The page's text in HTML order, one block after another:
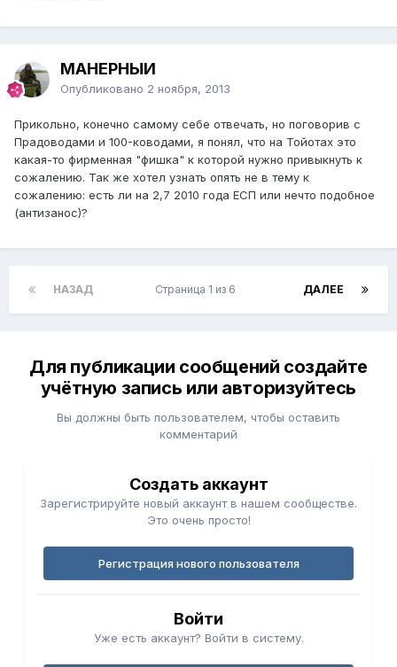
МАНЕРНЫЙ
Опубликовано 2 ноября, 2013
Прикольно, конечно самому себе отвечать, но поговорив с
Прадоводами и 100-ководами, я понял, что на Тойотах это
какая-то фирменная "фишка" к которой нужно привыкнуть к
сожалению. Так же хотел узнать опять не в тему к
сожалению: есть ли на 2,7 2010 года ЕСП или нечто подобное
(антизанос)?
НАЗАД ДАЛЕЕ
Страница 1 из 6
Для публикации сообщений создайте
учётную запись или авторизуйтесь
Вы должны быть пользователем, чтобы оставить
комментарий
Создать аккаунт
Зарегистрируйте новый аккаунт в нашем сообществе.
Это очень просто!
Регистрация нового пользователя
Войти
Уже есть аккаунт? Войти в систему.